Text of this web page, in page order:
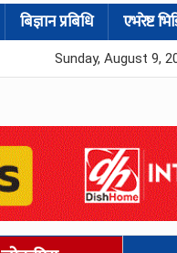
बिज्ञान प्रबिधि एभरेष्ट
Sunday, August 9,